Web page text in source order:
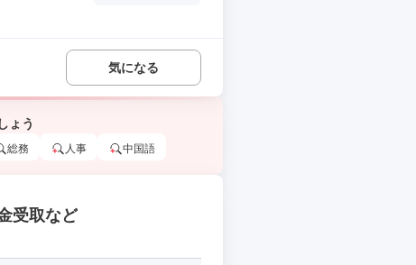
気になる
ょう
総務 人事 中国語
受取など